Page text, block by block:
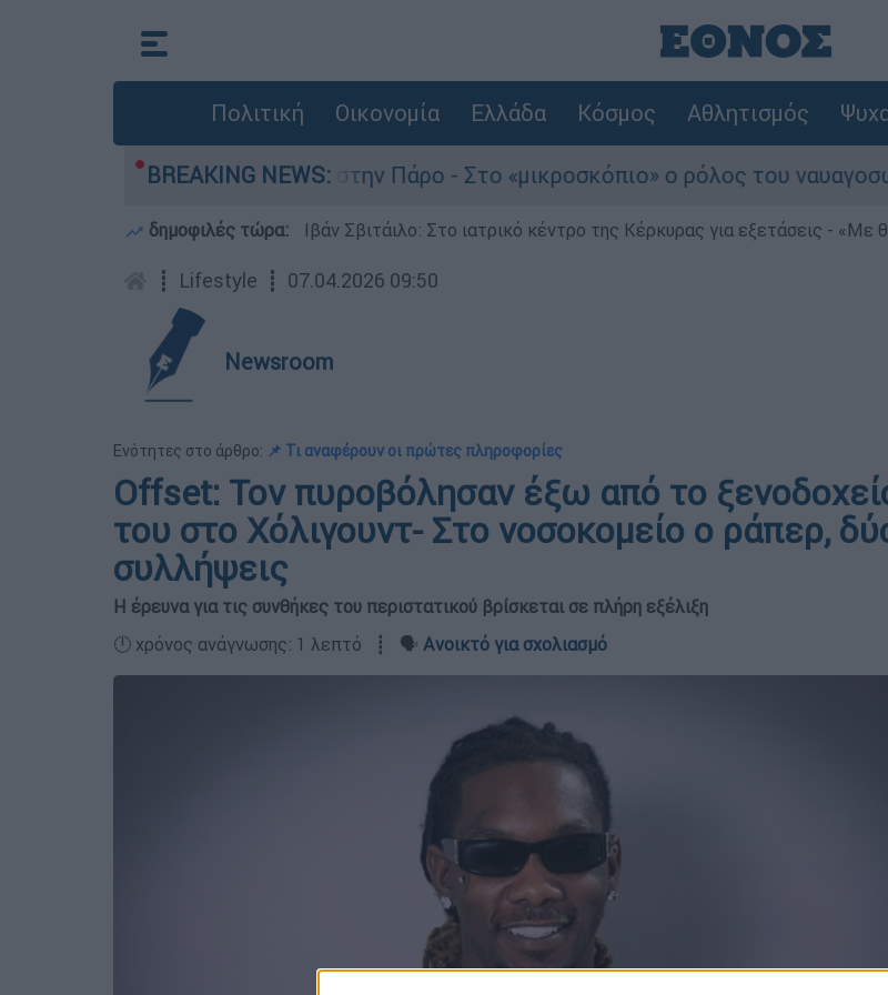
Πολιτική Οικονομία Ελλάδα Κόσμος Αθλητισμός
BREAKING NEWS:
θάνατο του 4χρονου στην Πάρο - Στο «μικροσκόπιο» ο ρόλος του ναυαγοσώστη
δημοφιλές τώρα: Ιβάν Σβιτάιλο: Στο ιατρικό κέντρο της Κέρκυρας για εξετάσεις -
┋ Lifestyle ┋ 07.04.2026 09:50
Newsroom
Ενότητες στο άρθρο: 📌 Τι αναφέρουν οι πρώτες πληροφορίες
Offset: Τον πυροβόλησαν έξω από το
του στο Χόλιγουντ- Στο νοσοκομείο ο ράπερ,
συλλήψεις
Η έρευνα για τις συνθήκες του περιστατικού βρίσκεται σε πλήρη εξέλιξη
🕛 χρόνος ανάγνωσης: 1 λεπτό ┋ 🗣️ Ανοικτό για σχολιασμό